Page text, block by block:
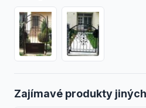
Zajímavé produkty